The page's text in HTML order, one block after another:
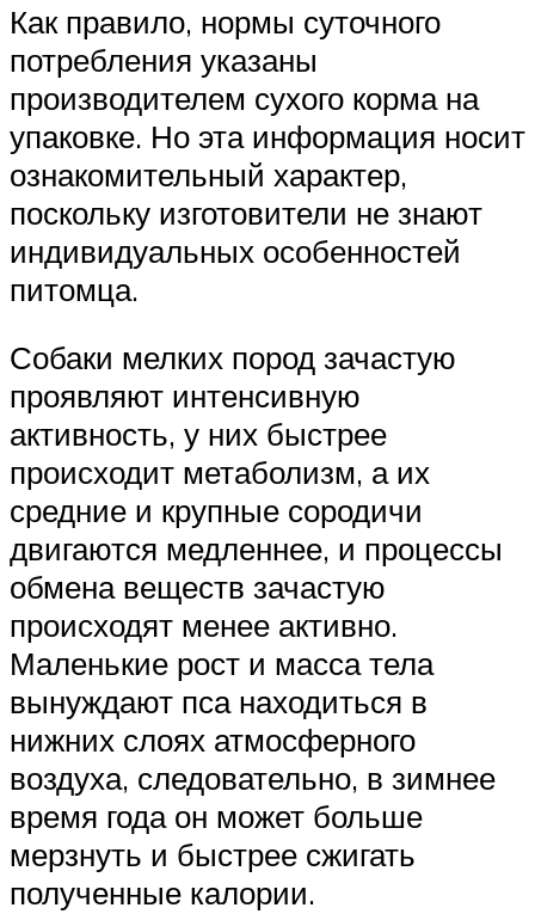
Как правило, нормы суточного
потребления указаны
производителем сухого корма на
упаковке. Но эта информация носит
ознакомительный характер,
поскольку изготовители не знают
индивидуальных особенностей
питомца.
Собаки мелких пород зачастую
проявляют интенсивную
активность, у них быстрее
происходит метаболизм, а их
средние и крупные сородичи
двигаются медленнее, и процессы
обмена веществ зачастую
происходят менее активно.
Маленькие рост и масса тела
вынуждают пса находиться в
нижних слоях атмосферного
воздуха, следовательно, в зимнее
время года он может больше
мерзнуть и быстрее сжигать
полученные калории.